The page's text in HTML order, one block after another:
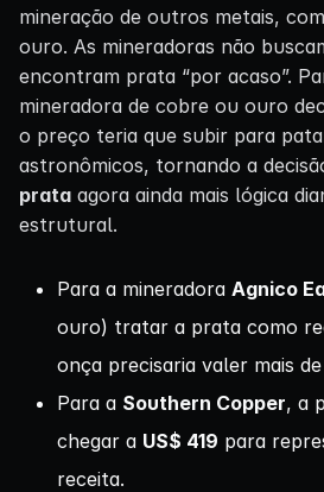
mineração de outros metais,
ouro. As mineradoras não
encontram prata “por acaso”.
mineradora de cobre ou ouro
o preço teria que subir para
astronômicos, tornando a
prata agora ainda mais lógica
estrutural.
Para a mineradora Agnico
ouro) tratar a prata como
onça precisaria valer mais de
Para a Southern Copper, a
chegar a US$ 419 para
receita.